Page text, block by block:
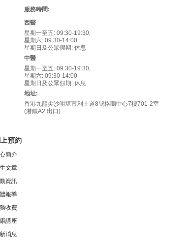
服務時間:
西醫
星期一至五: 09:30-19:30,
星期六: 09:30-14:00
星期日及公眾假期: 休息
中醫
星期一至五: 09:30-19:30,
星期六: 09:30-14:00
星期日及公眾假期: 休息
地址:
香港九龍尖沙咀堪富利士道8號格蘭中心7樓701-2室
(港鐵A2 出口)
預約
簡介
文章
資訊
報導
收費
講座
消息